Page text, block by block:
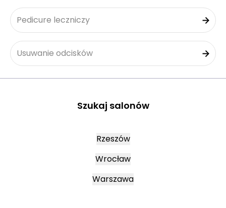
Pedicure leczniczy
Usuwanie odcisków
Szukaj salonów
Rzeszów
Wrocław
Warszawa